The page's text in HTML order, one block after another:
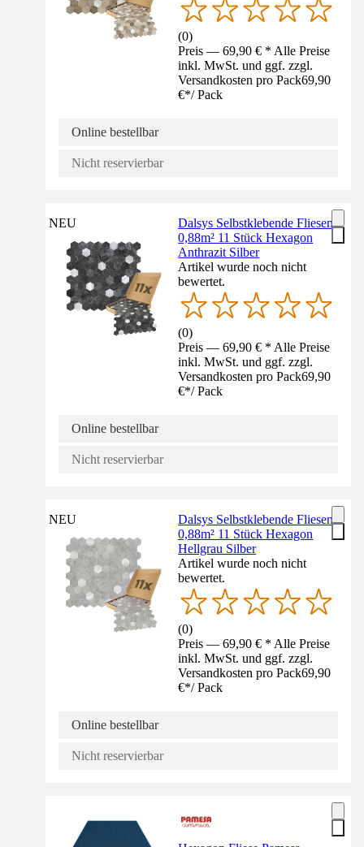
(0)
Preis — 69,90 € * Alle Preise
inkl. MwSt. und ggf. zzgl.
Versandkosten pro Pack69,90
€*/ Pack
Online bestellbar
Nicht reservierbar
NEU
Dalsys Selbstklebende Fliesen
0,88m² 11 Stück Hexagon
Anthrazit Silber
Artikel wurde noch nicht
bewertet.
(0)
Preis — 69,90 € * Alle Preise
inkl. MwSt. und ggf. zzgl.
Versandkosten pro Pack69,90
€*/ Pack
Online bestellbar
Nicht reservierbar
NEU
Dalsys Selbstklebende Fliesen
0,88m² 11 Stück Hexagon
Hellgrau Silber
Artikel wurde noch nicht
bewertet.
(0)
Preis — 69,90 € * Alle Preise
inkl. MwSt. und ggf. zzgl.
Versandkosten pro Pack69,90
€*/ Pack
Online bestellbar
Nicht reservierbar